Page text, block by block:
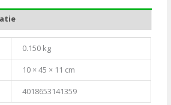
0.150 kg
10 × 45 × 11 cm
4018653141359